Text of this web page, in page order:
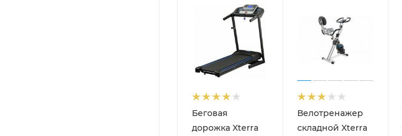
Беговая
дорожка Xterra
Велотренажер
складной Xterra